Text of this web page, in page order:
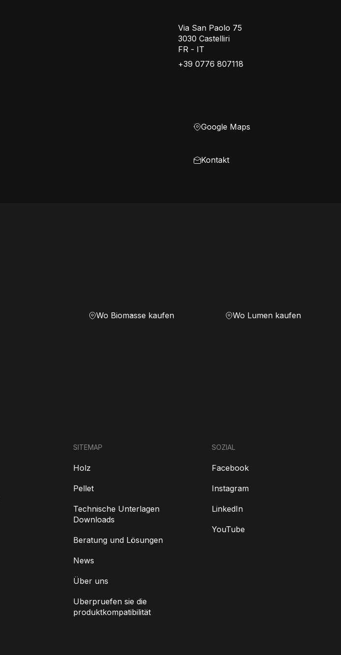
Via San Paolo 75
3030 Castelliri
FR - IT
+39 0776 807118
Google Maps
Kontakt
Wo Biomasse kaufen Wo Lumen kaufen
SITEMAP
Holz
Pellet
Technische Unterlagen
Downloads
Beratung und Lösungen
News
Über uns
Uberpruefen sie die
produktkompatibilität
SOZIAL
Facebook
Instagram
LinkedIn
YouTube